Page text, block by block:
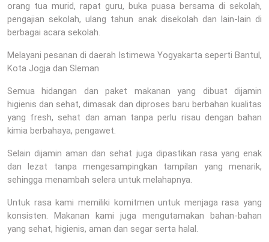
orang tua murid, rapat guru, buka puasa bersama di sekolah,
pengajian sekolah, ulang tahun anak disekolah dan lain-lain di
berbagai acara sekolah.
Melayani pesanan di daerah Istimewa Yogyakarta seperti Bantul,
Kota Jogja dan Sleman
Semua hidangan dan paket makanan yang dibuat dijamin
higienis dan sehat, dimasak dan diproses baru berbahan kualitas
yang fresh, sehat dan aman tanpa perlu risau dengan bahan
kimia berbahaya, pengawet.
Selain dijamin aman dan sehat juga dipastikan rasa yang enak
dan lezat tanpa mengesampingkan tampilan yang menarik,
sehingga menambah selera untuk melahapnya.
Untuk rasa kami memiliki komitmen untuk menjaga rasa yang
konsisten. Makanan kami juga mengutamakan bahan-bahan
yang sehat, higienis, aman dan segar serta halal.